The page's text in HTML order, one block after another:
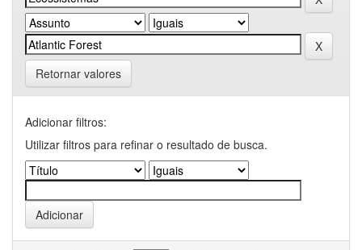
Retornar valores
Adicionar filtros:
Utilizar filtros para refinar o resultado de busca.